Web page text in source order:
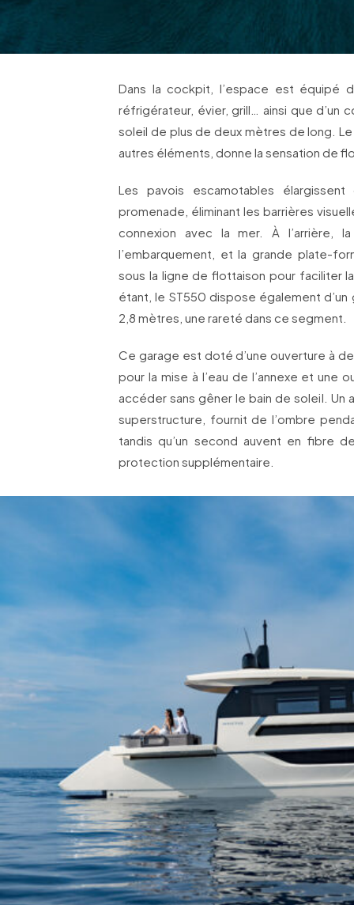
Dans la cockpit, l’espace est
réfrigérateur, évier, grill… ainsi que d’un
soleil de plus de deux mètres de long.
autres éléments, donne la sensation de
Les pavois escamotables
promenade, éliminant les barrières
connexion avec la mer. À l’arrière,
l’embarquement, et la grande plate-
sous la ligne de flottaison pour faciliter
étant, le ST550 dispose également
2,8 mètres, une rareté dans ce segment.
Ce garage est doté d’une ouverture à
pour la mise à l’eau de l’annexe et une
accéder sans gêner le bain de soleil. Un
superstructure, fournit de l’ombre
tandis qu’un second auvent en fibre
protection supplémentaire.